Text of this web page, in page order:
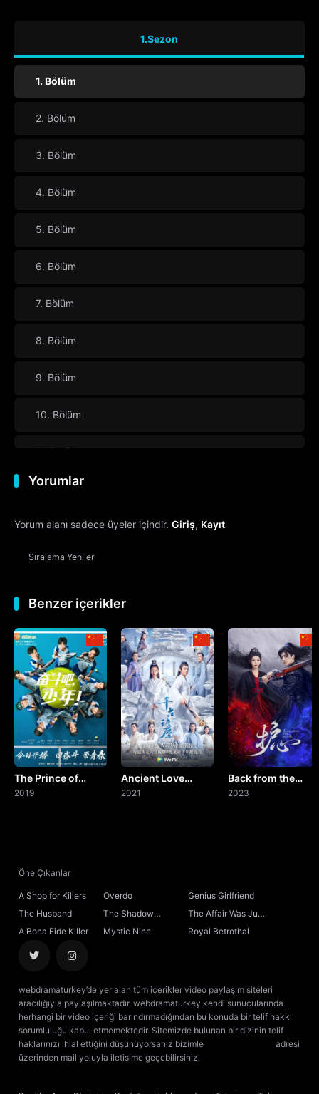
1.Sezon
1. Bölüm
2. Bölüm
3. Bölüm
4. Bölüm
5. Bölüm
6. Bölüm
7. Bölüm
8. Bölüm
9. Bölüm
10. Bölüm
11. Bölüm
12. Bölüm
13. Bölüm
14. Bölüm
15. Bölüm
16. Bölüm
17. Bölüm
18. Bölüm
19. Bölüm
20. Bölüm
23. Bölüm
24. Bölüm
26. Bölüm
27. Bölüm
Yorumlar
Yorum alanı sadece üyeler içindir. Giriş, Kayıt
Sıralama Yeniler
Benzer içerikler
The Prince of
Tennis
2019
Ancient Love
Poetry
2021
Back from the
Brink
2023
Öne Çıkanlar
A Shop for Killers Overdo
Genius Girlfriend
The Husband
The Shadow
Sovereign
The Affair Was Just
the Beginning
A Bona Fide Killer Mystic Nine Royal Betrothal
webdramaturkey’de yer alan tüm içerikler video paylaşım siteleri
aracılığıyla paylaşılmaktadır. webdramaturkey kendi sunucularında
herhangi bir video içeriği barındırmadığından bu konuda bir telif hakkı
sorumluluğu kabul etmemektedir. Sitemizde bulunan bir dizinin telif
haklarınızı ihlal ettiğini düşünüyorsanız bizimle
adresi
üzerinden mail yoluyla iletişime geçebilirsiniz.